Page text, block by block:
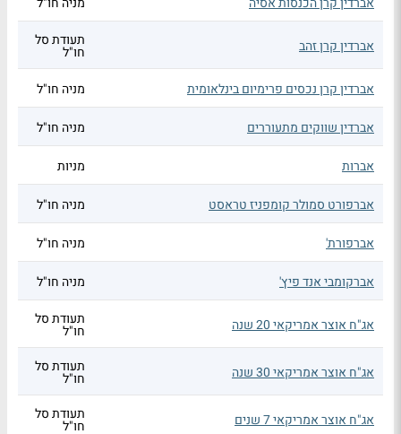
אברדין קרן זהב תעודת סל
חו"ל
אברדין קרן נכסים פרימיום בינלאומית
מניה חו"ל
אברדין שווקים מתעוררים מניה חו"ל
אברות מניות
אברפורט סמולר קומפניז טראסט מניה חו"ל
אברפורת' מניה חו"ל
אברקומבי אנד פיץ' מניה חו"ל
אג"ח אוצר אמריקאי 20 שנה תעודת סל
חו"ל
אג"ח אוצר אמריקאי 30 שנה תעודת סל
חו"ל
אג"ח אוצר אמריקאי 7 שנים תעודת סל
חו"ל